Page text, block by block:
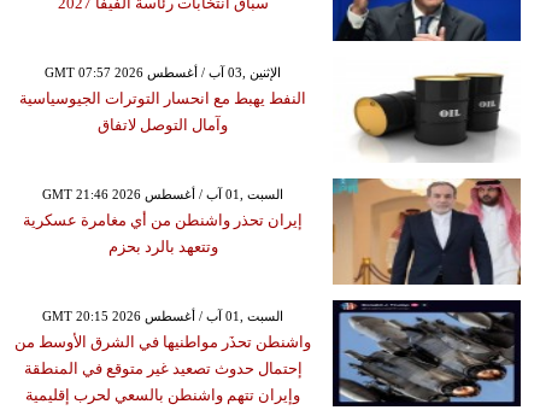
GMT 07:57 2026 الإثنين ,03 آب / أغسطس
النفط يهبط مع انحسار التوترات الجيوسياسية
وآمال التوصل لاتفاق
GMT 21:46 2026 السبت ,01 آب / أغسطس
إيران تحذر واشنطن من أي مغامرة عسكرية
وتتعهد بالرد بحزم
GMT 20:15 2026 السبت ,01 آب / أغسطس
واشنطن تحذَر مواطنيها في الشرق الأوسط من
إحتمال حدوث تصعيد غير متوقع في المنطقة
وإيران تتهم واشنطن بالسعي لحرب إقليمية